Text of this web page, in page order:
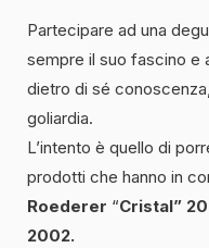
Partecipare ad una
sempre il suo fascino e
dietro di sé
goliardia.
L’intento è quello di
prodotti che hanno in
Roederer “Cristal”
2002.